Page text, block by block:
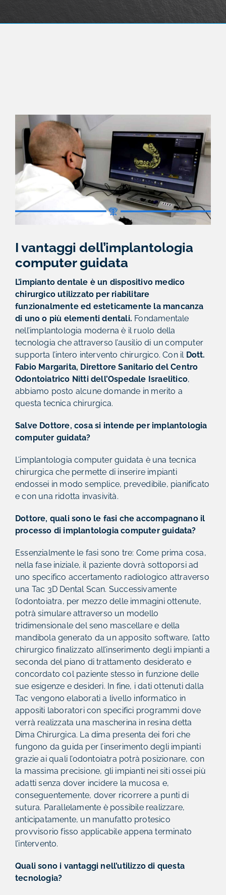
I vantaggi dell’implantologia
computer guidata
L’impianto dentale è un dispositivo medico
chirurgico utilizzato per riabilitare
funzionalmente ed esteticamente la mancanza
di uno o più elementi dentali. Fondamentale
nell’implantologia moderna è il ruolo della
tecnologia che attraverso l’ausilio di un computer
supporta l’intero intervento chirurgico. Con il Dott.
Fabio Margarita, Direttore Sanitario del Centro
Odontoiatrico Nitti dell’Ospedale Israelitico,
abbiamo posto alcune domande in merito a
questa tecnica chirurgica.
Salve Dottore, cosa si intende per implantologia
computer guidata?
L’implantologia computer guidata è una tecnica
chirurgica che permette di inserire impianti
endossei in modo semplice, prevedibile, pianificato
e con una ridotta invasività.
Dottore, quali sono le fasi che accompagnano il
processo di implantologia computer guidata?
Essenzialmente le fasi sono tre: Come prima cosa,
nella fase iniziale, il paziente dovrà sottoporsi ad
uno specifico accertamento radiologico attraverso
una Tac 3D Dental Scan. Successivamente
l’odontoiatra, per mezzo delle immagini ottenute,
potrà simulare attraverso un modello
tridimensionale del seno mascellare e della
mandibola generato da un apposito software, l’atto
chirurgico finalizzato all’inserimento degli impianti a
seconda del piano di trattamento desiderato e
concordato col paziente stesso in funzione delle
sue esigenze e desideri. In fine, i dati ottenuti dalla
Tac vengono elaborati a livello informatico in
appositi laboratori con specifici programmi dove
verrà realizzata una mascherina in resina detta
Dima Chirurgica. La dima presenta dei fori che
fungono da guida per l’inserimento degli impianti
grazie ai quali l’odontoiatra potrà posizionare, con
la massima precisione, gli impianti nei siti ossei più
adatti senza dover incidere la mucosa e,
conseguentemente, dover ricorrere a punti di
sutura. Parallelamente è possibile realizzare,
anticipatamente, un manufatto protesico
provvisorio fisso applicabile appena terminato
l’intervento.
Quali sono i vantaggi nell’utilizzo di questa
tecnologia?